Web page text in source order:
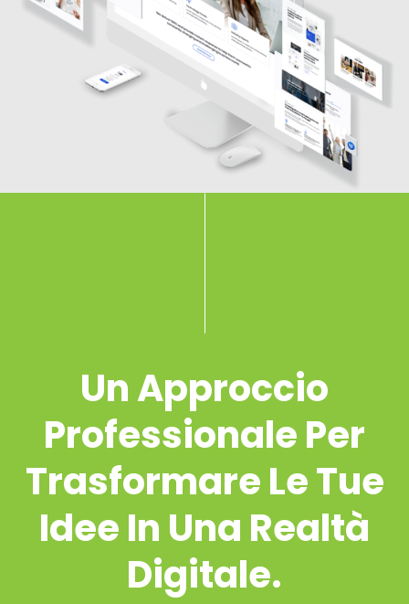
Un Approccio
Professionale Per
Trasformare Le Tue
Idee In Una Realtà
Digitale.